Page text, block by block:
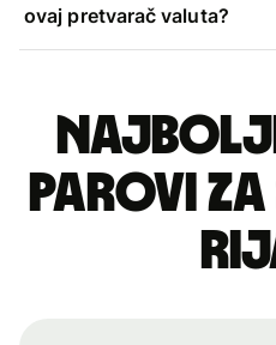
ovaj pretvarač valuta?
parovi